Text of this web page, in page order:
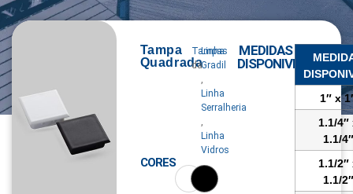
Tampa
Quadrada
Tampas
da
Linha
Gradil
,
Linha
Serralheria
,
Linha
Vidros
CORES
MEDIDAS
DISPONIVEIS
1″ x
1.1/4″
1.1/4″
1.1/2″
1.1/2″